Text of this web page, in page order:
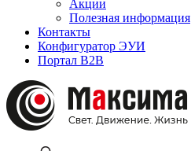
Акции
Полезная информация
Контакты
Конфигуратор ЭУИ
Портал B2B